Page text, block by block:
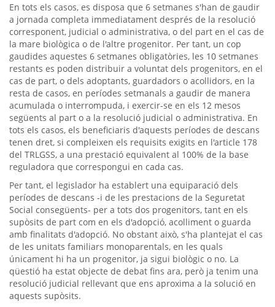
En tots els casos, es disposa que 6 setmanes s'han de gaudir
a jornada completa immediatament després de la resolució
corresponent, judicial o administrativa, o del part en el cas de
la mare biològica o de l'altre progenitor. Per tant, un cop
gaudides aquestes 6 setmanes obligatòries, les 10 setmanes
restants es poden distribuir a voluntat dels progenitors, en el
cas de part, o dels adoptants, guardadors o acollidors, en la
resta de casos, en períodes setmanals a gaudir de manera
acumulada o interrompuda, i exercir-se en els 12 mesos
següents al part o a la resolució judicial o administrativa. En
tots els casos, els beneficiaris d'aquests períodes de descans
tenen dret, si compleixen els requisits exigits en l'article 178
del TRLGSS, a una prestació equivalent al 100% de la base
reguladora que correspongui en cada cas.
Per tant, el legislador ha establert una equiparació dels
períodes de descans -i de les prestacions de la Seguretat
Social consegüents- per a tots dos progenitors, tant en els
supòsits de part com en els d'adopció, acolliment o guarda
amb finalitats d'adopció. No obstant això, s'ha plantejat el cas
de les unitats familiars monoparentals, en les quals
únicament hi ha un progenitor, ja sigui biològic o no. La
qüestió ha estat objecte de debat fins ara, però ja tenim una
resolució judicial rellevant que ens aproxima a la solució en
aquests supòsits.